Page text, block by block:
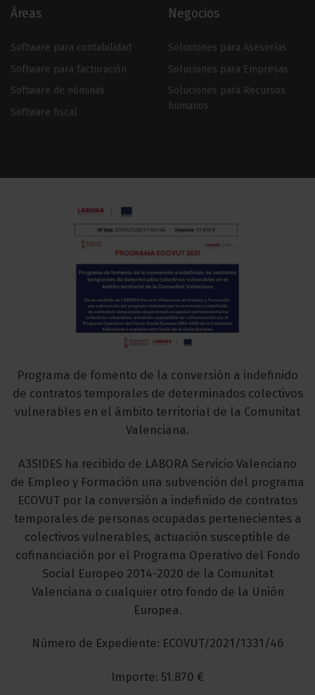
Áreas
Software para contabilidad
Software para facturación
Software de nóminas
Software fiscal
Negocios
Soluciones para Asesorías
Soluciones para Empresas
Soluciones para Recursos
humanos
Programa de fomento de la conversión a indefinido
de contratos temporales de determinados colectivos
vulnerables en el ámbito territorial de la Comunitat
Valenciana.
A3SIDES ha recibido de LABORA Servicio Valenciano
de Empleo y Formación una subvención del programa
ECOVUT por la conversión a indefinido de contratos
temporales de personas ocupadas pertenecientes a
colectivos vulnerables, actuación susceptible de
cofinanciación por el Programa Operativo del Fondo
Social Europeo 2014-2020 de la Comunitat
Valenciana o cualquier otro fondo de la Unión
Europea.
Número de Expediente: ECOVUT/2021/1331/46
Importe: 51.870 €